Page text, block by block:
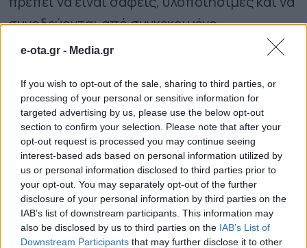
e-ota.gr - Media.gr
If you wish to opt-out of the sale, sharing to third parties, or
processing of your personal or sensitive information for
targeted advertising by us, please use the below opt-out
section to confirm your selection. Please note that after your
opt-out request is processed you may continue seeing
interest-based ads based on personal information utilized by
us or personal information disclosed to third parties prior to
your opt-out. You may separately opt-out of the further
disclosure of your personal information by third parties on the
IAB’s list of downstream participants. This information may
also be disclosed by us to third parties on the IAB’s List of
Downstream Participants that may further disclose it to other
συνοδεύονται από συγκεκριμένο
χρονοδιάγραμμα.
Το μέλλον της κυκλοφορίας στην Αττική
Οι πολίτες έχουν εξαντλήσει την υπομονή
τους. Η ανάγκη για δράση είναι επιτακτική.
Και όσο πλησιάζουμε προς τις γιορτές των
Χριστουγέννων οδεύουμε προς το οριστικό
μποτιλιάρισμα, υπάρχει ο κίνδυνος να
δυσκολευόμαστε ακόμη και να ξεπαρκάρουμε